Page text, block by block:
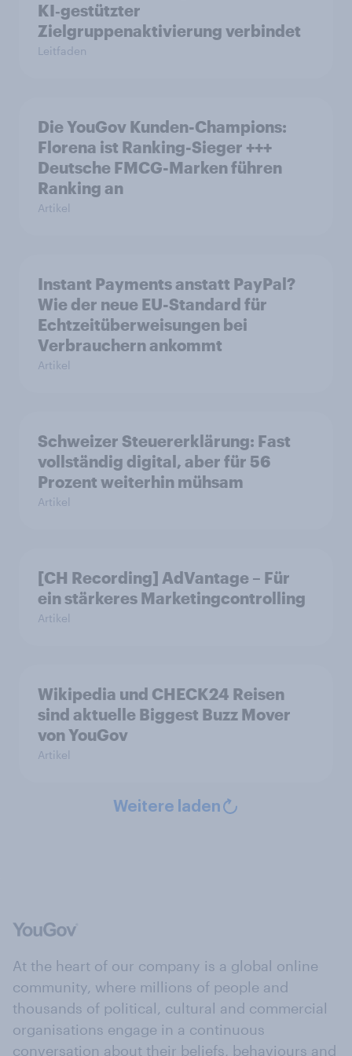
KI‑gestützter
Zielgruppenaktivierung verbindet
Leitfaden
Die YouGov Kunden-Champions:
Florena ist Ranking-Sieger +++
Deutsche FMCG-Marken führen
Ranking an
Artikel
Instant Payments anstatt PayPal?
Wie der neue EU-Standard für
Echtzeitüberweisungen bei
Verbrauchern ankommt
Artikel
Schweizer Steuererklärung: Fast
vollständig digital, aber für 56
Prozent weiterhin mühsam
Artikel
[CH Recording] AdVantage – Für
ein stärkeres Marketingcontrolling
Artikel
Wikipedia und CHECK24 Reisen
sind aktuelle Biggest Buzz Mover
von YouGov
Artikel
Weitere laden
At the heart of our company is a global online
community, where millions of people and
thousands of political, cultural and commercial
organisations engage in a continuous
conversation about their beliefs, behaviours and